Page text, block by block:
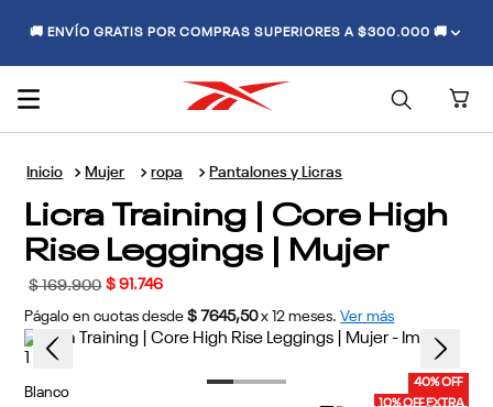
🚚 ENVÍO GRATIS POR COMPRAS SUPERIORES A $300.000 🚚
Mujer ropa Pantalones y Licras
Licra Training | Core High
Rise Leggings | Mujer
$ 169.900 $ 91 .746
Págalo en cuotas desde $ 7645,50 x 12 meses. Ver más
40% OFF
10% OFF EXTRA
Blanco